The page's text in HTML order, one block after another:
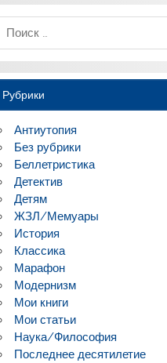
Рубрики
Антиутопия
Без рубрики
Беллетристика
Детектив
Детям
ЖЗЛ/Мемуары
История
Классика
Марафон
Модернизм
Мои книги
Мои статьи
Наука/Философия
Последнее десятилетие